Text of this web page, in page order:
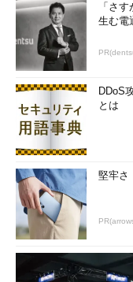
「さ
生む電
DDoS
とは
堅牢さ